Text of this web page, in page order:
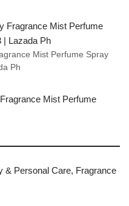
Mist Perfume Spray
Ph
Mist Perfume
& Personal Care, Fragrance